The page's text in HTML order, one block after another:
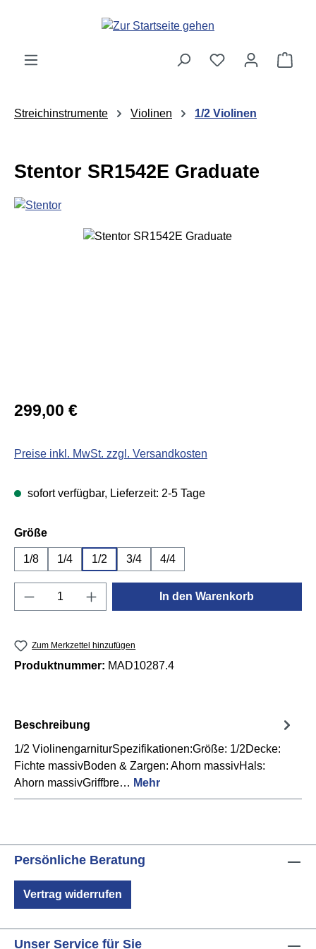
Zum Hauptinhalt springen
Streichinstrumente Violinen 1/2 Violinen
Stentor SR1542E Graduate
Bildergalerie überspringen
Regulärer Preis:
299,00 €
Preise inkl. MwSt. zzgl. Versandkosten
sofort verfügbar, Lieferzeit: 2-5 Tage
Größeauswählen
1/8 1/4 1/2 3/4 4/4
Produkt Anzahl: Gib den gewünschten
In den Warenkorb
Zum Merkzettel hinzufügen
Produktnummer: MAD10287.4
Beschreibung
1/2 ViolinengarniturSpezifikationen:Größe: 1/2Decke:
Fichte massivBoden & Zargen: Ahorn massivHals:
Ahorn massivGriffbre… Mehr
Persönliche Beratung
Vertrag widerrufen
Unser Service für Sie